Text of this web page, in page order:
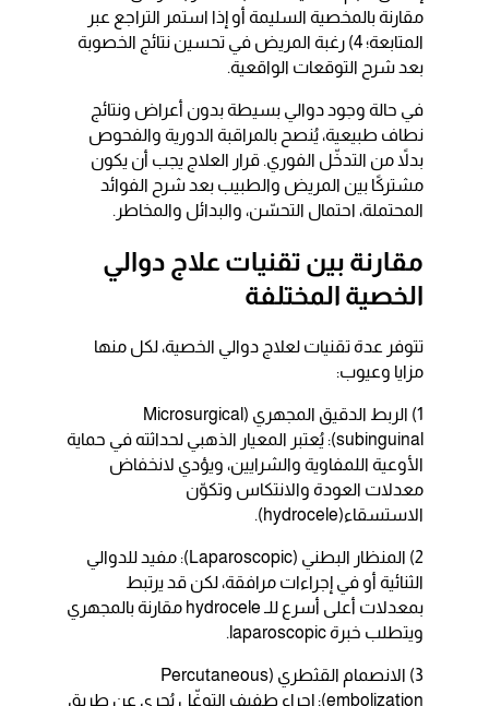
مقارنة بالمخصية السليمة أو إذا استمر التراجع عبر
المتابعة؛ 4) رغبة المريض في تحسين نتائج الخصوبة
بعد شرح التوقعات الواقعية.
في حالة وجود دوالي بسيطة بدون أعراض ونتائج
نطاف طبيعية، يُنصح بالمراقبة الدورية والفحوص
بدلاً من التدخّل الفوري. قرار العلاج يجب أن يكون
مشتركًا بين المريض والطبيب بعد شرح الفوائد
المحتملة، احتمال التحسّن، والبدائل والمخاطر.
مقارنة بين تقنيات علاج دوالي
الخصية المختلفة
تتوفر عدة تقنيات لعلاج دوالي الخصية، لكل منها
مزايا وعيوب:
1) الربط الدقيق المجهري (Microsurgical
subinguinal): يُعتبر المعيار الذهبي لحداثته في حماية
الأوعية اللمفاوية والشرايين، ويؤدي لانخفاض
معدلات العودة والانتكاس وتكوّن
الاستسقاء(hydrocele).
2) المنظار البطني (Laparoscopic): مفيد للدوالي
الثنائية أو في إجراءات مرافقة، لكن قد يرتبط
بمعدلات أعلى أسرع للـ hydrocele مقارنة بالمجهري
ويتطلب خبرة laparoscopic.
3) الانصمام القثطري (Percutaneous
embolization): إجراء طفيف التوغّل يُجرى عن طريق